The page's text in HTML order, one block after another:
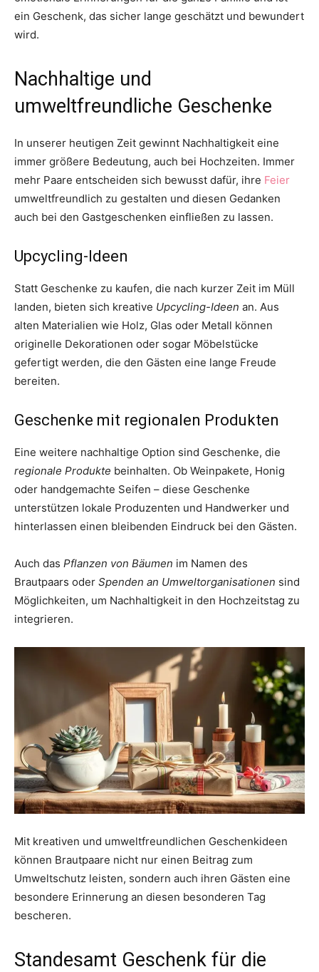
ein Geschenk, das sicher lange geschätzt und bewundert
wird.
Nachhaltige und
umweltfreundliche Geschenke
In unserer heutigen Zeit gewinnt Nachhaltigkeit eine
immer größere Bedeutung, auch bei Hochzeiten. Immer
mehr Paare entscheiden sich bewusst dafür, ihre Feier
umweltfreundlich zu gestalten und diesen Gedanken
auch bei den Gastgeschenken einfließen zu lassen.
Upcycling-Ideen
Statt Geschenke zu kaufen, die nach kurzer Zeit im Müll
landen, bieten sich kreative Upcycling-Ideen an. Aus
alten Materialien wie Holz, Glas oder Metall können
originelle Dekorationen oder sogar Möbelstücke
gefertigt werden, die den Gästen eine lange Freude
bereiten.
Geschenke mit regionalen Produkten
Eine weitere nachhaltige Option sind Geschenke, die
regionale Produkte beinhalten. Ob Weinpakete, Honig
oder handgemachte Seifen – diese Geschenke
unterstützen lokale Produzenten und Handwerker und
hinterlassen einen bleibenden Eindruck bei den Gästen.
Auch das Pflanzen von Bäumen im Namen des
Brautpaars oder Spenden an Umweltorganisationen sind
Möglichkeiten, um Nachhaltigkeit in den Hochzeitstag zu
integrieren.
Mit kreativen und umweltfreundlichen Geschenkideen
können Brautpaare nicht nur einen Beitrag zum
Umweltschutz leisten, sondern auch ihren Gästen eine
besondere Erinnerung an diesen besonderen Tag
bescheren.
Standesamt Geschenk für die